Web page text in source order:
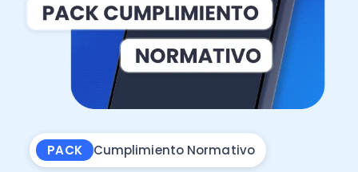
PACK Cumplimiento Normativo